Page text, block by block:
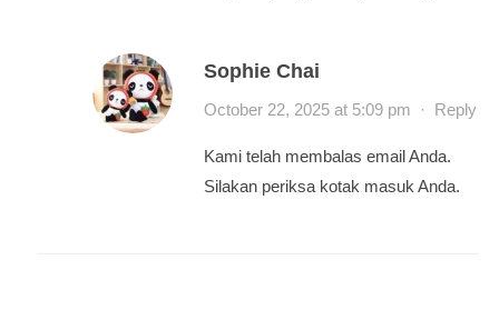
Sophie Chai
October 22, 2025 at 5:09 pm · Reply
Kami telah membalas email Anda.
Silakan periksa kotak masuk Anda.